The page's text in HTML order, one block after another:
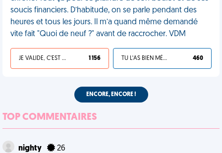
soucis financiers. D’habitude, on se parle pendant des
heures et tous les jours. Il m’a quand même demandé
vite fait "Quoi de neuf ?" avant de raccrocher. VDM
JE VALIDE, C'EST UNE VDM 1 156 TU L'AS BIEN MÉRITÉ 460
ENCORE, ENCORE !
TOP COMMENTAIRES
nighty 26